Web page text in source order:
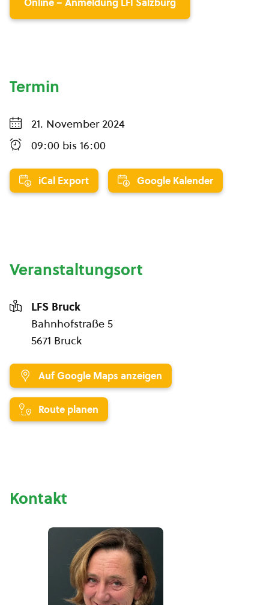
Termin
21. November 2024
09:00 bis 16:00
iCal Export Google Kalender
Veranstaltungsort
LFS Bruck
Bahnhofstraße 5
5671 Bruck
Auf Google Maps anzeigen
Route planen
Kontakt